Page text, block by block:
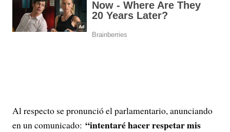
Al respecto se pronunció el parlamentario, anunciando
en un comunicado: “intentaré hacer respetar mis